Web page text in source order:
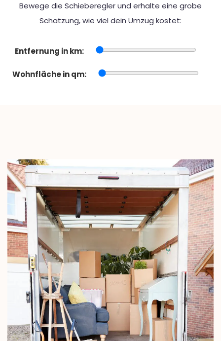
Bewege die Schieberegler und erhalte eine grobe
Schätzung, wie viel dein Umzug kostet:
Entfernung in km:
Wohnfläche in qm: